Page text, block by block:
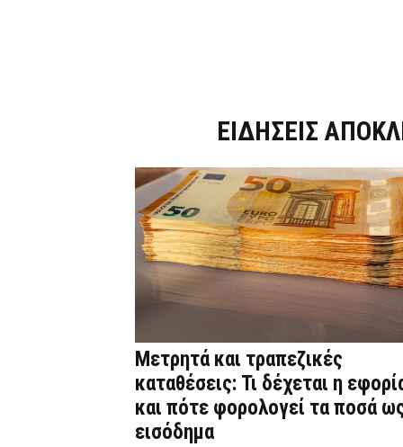
ΕΙΔΗΣΕΙΣ
Μετρητά και τραπεζικές
καταθέσεις: Τι δέχεται η
και πότε φορολογεί τα ποσά
εισόδημα